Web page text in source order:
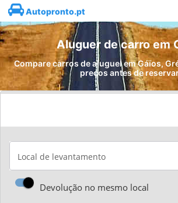
Autopronto.pt
Aluguer de carro em
Compare carros de aluguel em Gáïos,
preços antes de
Local de levantamento
Devolução no mesmo local